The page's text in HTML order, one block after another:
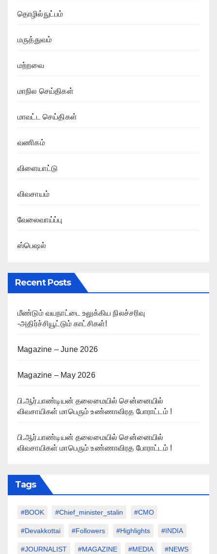
தொழில்நுட்பம்
மருத்துவம்
மற்றவை
மாநில செய்திகள்
மாவட்ட செய்திகள்
வணிகம்
விளையாட்டு
விவசாயம்
வேலைவாய்ப்பு
ஸ்பெஷல்
Recent Posts
மீண்டும் வயநாட்டை உலுக்கிய நிலச்சரிவு
-அதிர்ச்சியூட்டும் காட்சிகள்!
Magazine – June 2026
Magazine – May 2026
பி.ஆர்.பாண்டியன் தலைமையில் சென்னையில்
விவசாயிகள் மாபெரும் உண்ணாவிரத போராட்டம் !
பி.ஆர்.பாண்டியன் தலைமையில் சென்னையில்
விவசாயிகள் மாபெரும் உண்ணாவிரத போராட்டம் !
Tags
#BOOK #chief_minister_stalin #CMO
#devakkottai #followers #highlights #INDIA
#JOURNALIST #MAGAZINE #MEDIA #NEWS